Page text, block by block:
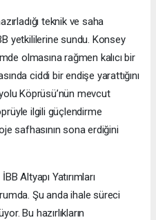
teknik ve saha
yetkililerine sundu. Konsey
olmasına rağmen kalıcı bir
ciddi bir endişe yarattığını
Köprüsü’nün mevcut
ilgili güçlendirme
safhasının sona erdiğini
Altyapı Yatırımları
Şu anda ihale süreci
Bu hazırlıkların